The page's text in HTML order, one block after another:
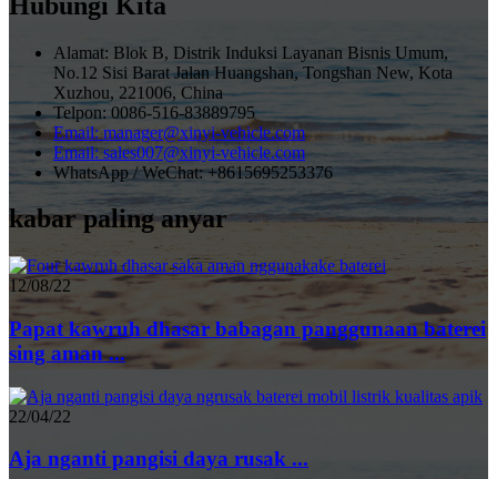
Alamat: Blok B, Distrik Induksi Layanan Bisnis Umum,
No.12 Sisi Barat Jalan Huangshan, Tongshan New, Kota
Xuzhou, 221006, China
Telpon: 0086-516-83889795
Email: manager@xinyi-vehicle.com
Email: sales007@xinyi-vehicle.com
WhatsApp / WeChat: +8615695253376
kabar paling anyar
12/08/22
Papat kawruh dhasar babagan panggunaan baterei
sing aman ...
22/04/22
Aja nganti pangisi daya rusak ...